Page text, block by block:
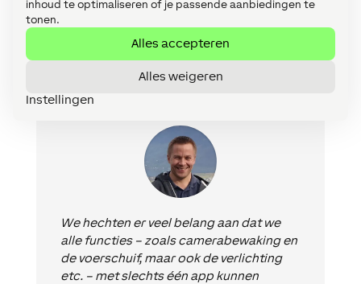
inhoud te optimaliseren of je passende aanbiedingen te
tonen.
Alles accepteren
Alles weigeren
Instellingen
heeft Loxone ook de aansturing van de
stalverlichting, het mestverwijderingssysteem en
nog veel meer overgenomen.
We hechten er veel belang aan dat we
alle functies – zoals camerabewaking en
de voerschuif, maar ook de verlichting
etc. – met slechts één app kunnen